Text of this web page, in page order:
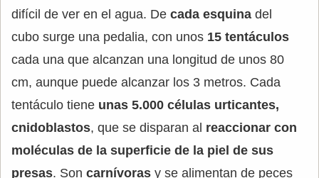
difícil de ver en el agua. De cada esquina del
cubo surge una pedalia, con unos 15 tentáculos
cada una que alcanzan una longitud de unos 80
cm, aunque puede alcanzar los 3 metros. Cada
tentáculo tiene unas 5.000 células urticantes,
cnidoblastos, que se disparan al reaccionar con
moléculas de la superficie de la piel de sus
presas. Son carnívoras y se alimentan de peces